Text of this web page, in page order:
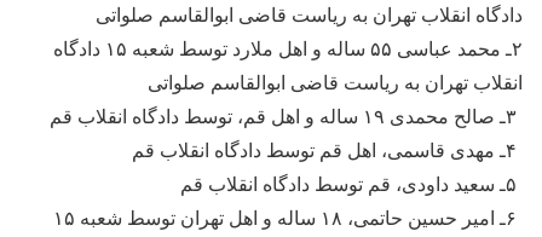
دادگاه انقلاب تهران به ریاست قاضی ابوالقاسم صلواتی
۲ـ محمد عباسی ۵۵ ساله و اهل ملارد توسط شعبه ۱۵ دادگاه
انقلاب تهران به ریاست قاضی ابوالقاسم صلواتی
۶ـ امیر حسین حاتمی، ۱۸ ساله و اهل تهران توسط شعبه ۱۵